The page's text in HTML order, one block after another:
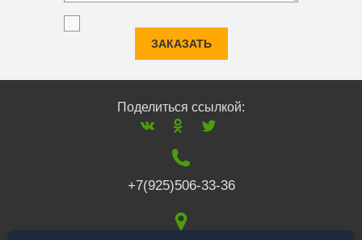
ЗАКАЗАТЬ
Поделиться ссылкой:
+7(925)506-33-36